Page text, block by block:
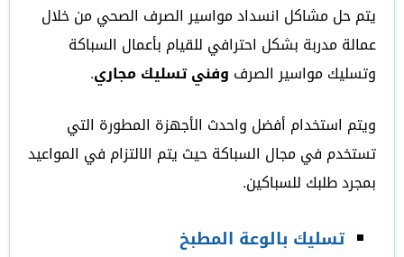
يتم حل مشاكل انسداد مواسير الصرف الصحي من خلال
عمالة مدربة بشكل احترافي للقيام بأعمال السباكة
وتسليك مواسير الصرف وفني تسليك مجاري.
ويتم استخدام أفضل واحدث الأجهزة المطورة التي
تستخدم في مجال السباكة حيث يتم الالتزام في المواعيد
بمجرد طلبك للسباكين.
تسليك بالوعة المطبخ